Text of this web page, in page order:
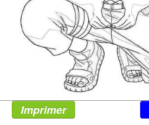
Imprimer